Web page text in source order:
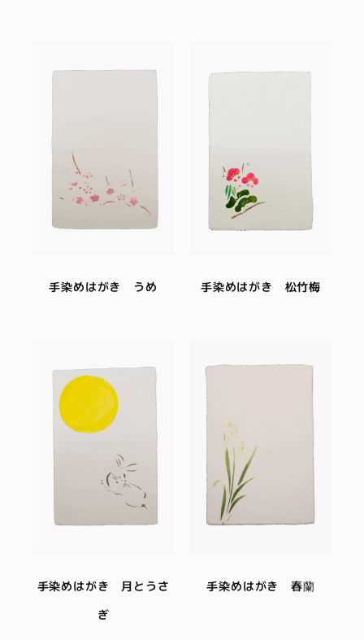
手染めはがき うめ 手染めはがき 松竹梅
手染めはがき 月とうさ
ぎ
手染めはがき 春蘭